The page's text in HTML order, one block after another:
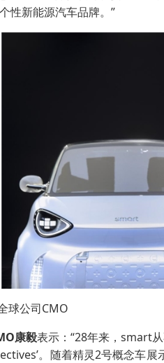
性新能源汽车品牌。”
球公司CMO
康毅表示：“28年来，smart
。随着精灵2号概念车